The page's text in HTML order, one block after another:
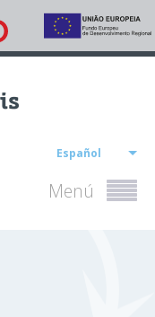
Español
Menú